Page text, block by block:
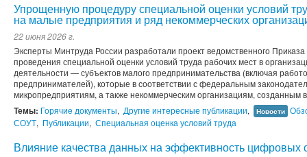
Упрощенную процедуру специальной оценки условий
на малые предприятия и ряд некоммерческих
22 июня 2026 г.
Эксперты Минтруда России разработали проект ведомственного
проведения специальной оценки условий труда рабочих мест в
деятельности — субъектов малого предпринимательства (включая
предпринимателей), которые в соответствии с федеральным
микропредприятиям, а также некоммерческим организациям,
Темы: Горячие документы, Другие интересные публикации, Новости
СОУТ, Публикации, Специальная оценка условий труда
Влияние качества данных на эффективность цифровых